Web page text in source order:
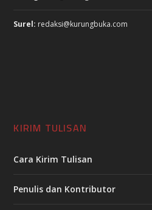
Surel: redaksi@kurungbuka.com
KIRIM TULISAN
Cara Kirim Tulisan
Penulis dan Kontributor